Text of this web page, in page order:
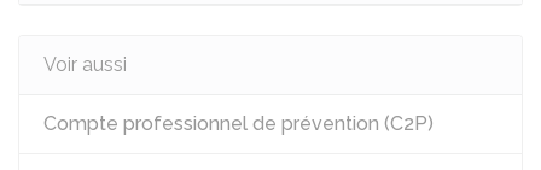
Voir aussi
Compte professionnel de prévention (C2P)